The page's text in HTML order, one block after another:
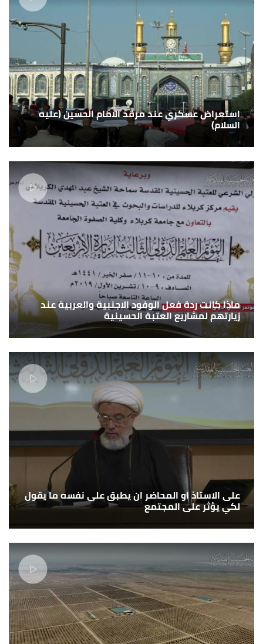
استعراض عسكري عند مرقد الامام الحسين (عليه
السلام)
ماذا كانت ردة فعل الوفود الاجنبية والعربية عند
زيارتهم لمشاريع العتبة الحسينية
على الاستاذ او المحاضر ان يطبق على نفسه ما يقول
لكي يؤثر على المجتمع